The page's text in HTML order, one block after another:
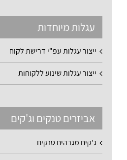
עגלות מיוחדות
ייצור עגלות עפ"י דרישת לקוח
ייצור עגלות שינוע ללקוחות
אביזרים טנקים וג'קים
ג'קים מגבהים טנקים